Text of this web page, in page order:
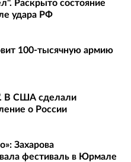
Раскрыто состояние
удара РФ
100-тысячную армию
В США сделали
о России
Захарова
фестиваль в Юрмале